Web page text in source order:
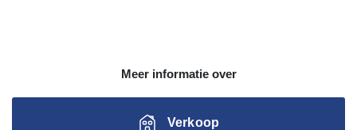
Meer informatie over
Verkoop